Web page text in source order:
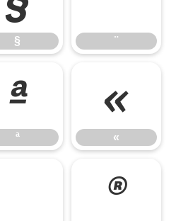
§ ¨
ª
ª
«
«
®